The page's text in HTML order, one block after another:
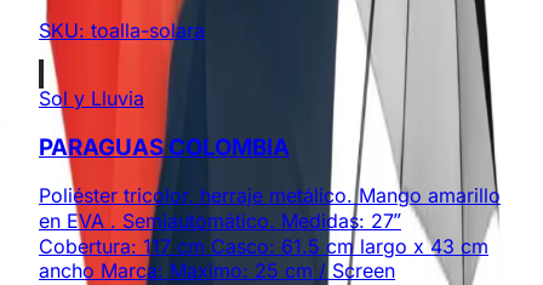
SKU: toalla-solara
Sol y Lluvia
PARAGUAS COLOMBIA
Poliéster tricolor, herraje metálico. Mango amarillo
en EVA . Semiautomático. Medidas: 27”
Cobertura: 117 cm Casco: 61.5 cm largo x 43 cm
ancho Marca: Maximo: 25 cm / Screen